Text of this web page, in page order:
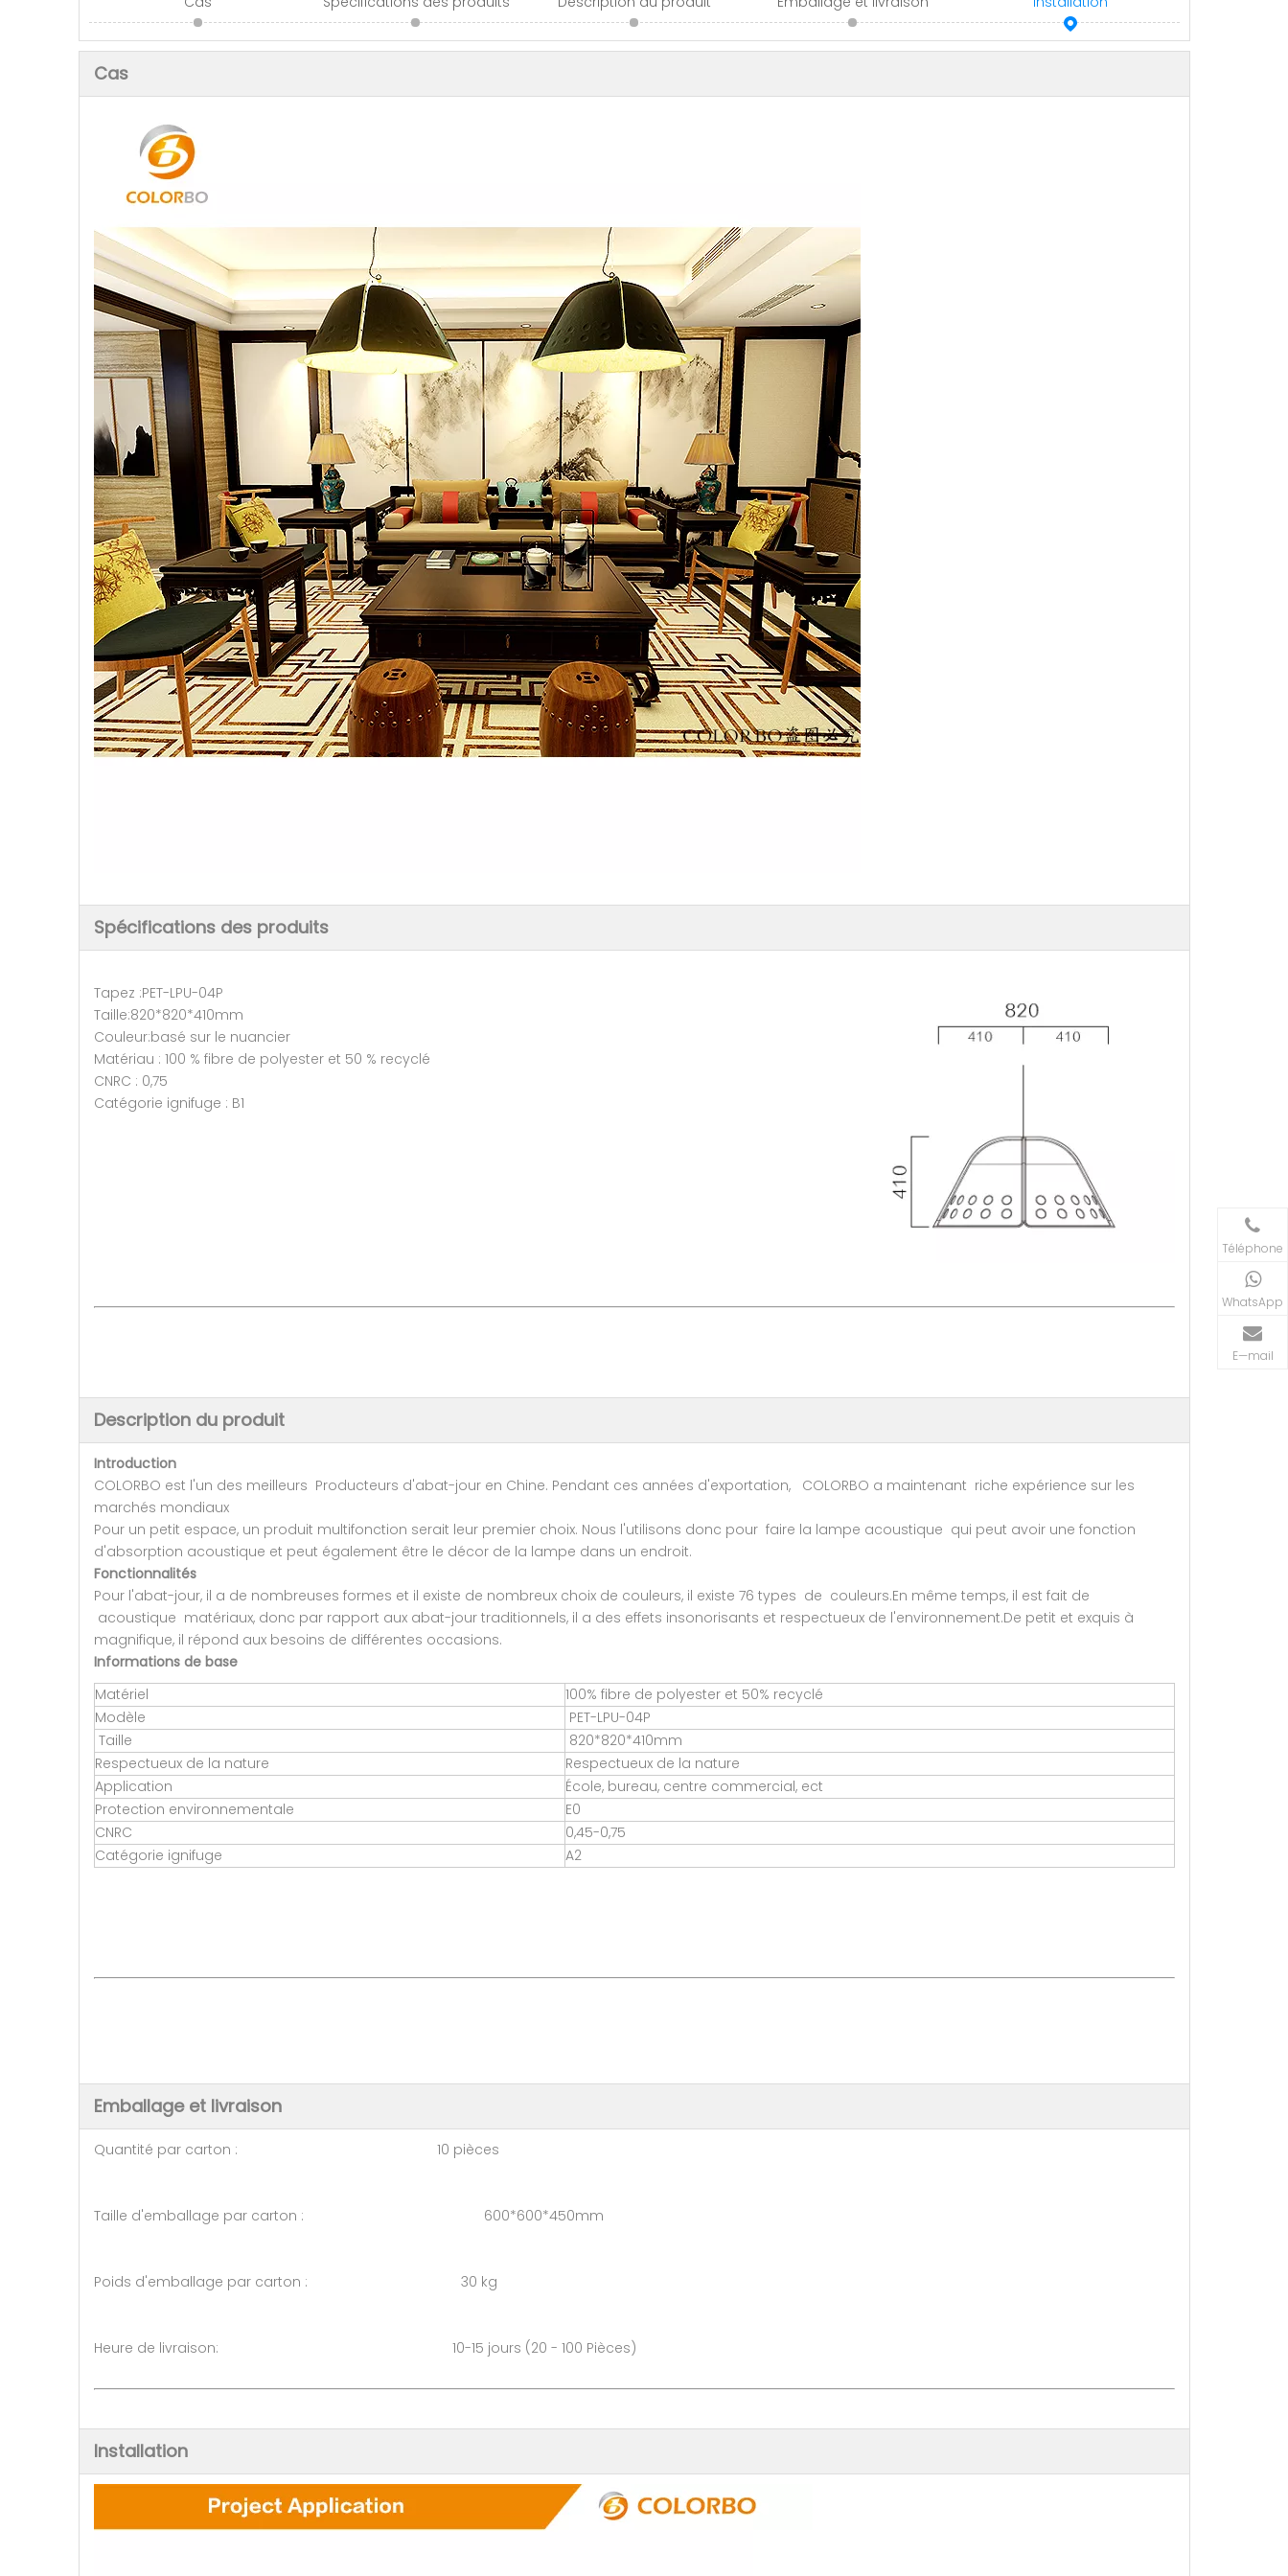
Cas
Spécifications des produits
Tapez :PET-LPU-04P
Taille:820*820*410mm
Couleur:basé sur le nuancier
Matériau : 100 % fibre de polyester et 50 % recyclé
CNRC : 0,75
Catégorie ignifuge : B1
Description du produit
Introduction
COLORBO est l'un des meilleurs Producteurs d'abat-jour en Chine. Pendant ces années d'exportation, COLORBO a maintenant riche expérience sur les
marchés mondiaux
Pour un petit espace, un produit multifonction serait leur premier choix. Nous l'utilisons donc pour faire la lampe acoustique qui peut avoir une fonction
d'absorption acoustique et peut également être le décor de la lampe dans un endroit.
Fonctionnalités
Pour l'abat-jour, il a de nombreuses formes et il existe de nombreux choix de couleurs, il existe 76 types de couleurs.En même temps, il est fait de
acoustique matériaux, donc par rapport aux abat-jour traditionnels, il a des effets insonorisants et respectueux de l'environnement.De petit et exquis à
magnifique, il répond aux besoins de différentes occasions.
Informations de base
Matériel
100% fibre de polyester et 50% recyclé
Modèle
PET-LPU-04P
Taille
820*820*410mm
Respectueux de la nature
Respectueux de la nature
Application
École, bureau, centre commercial, ect
Protection environnementale
E0
CNRC
0,45-0,75
Catégorie ignifuge
A2
Emballage et livraison
Quantité par carton : 10 pièces
Taille d'emballage par carton : 600*600*450mm
Poids d'emballage par carton : 30 kg
Heure de livraison: 10-15 jours (20 - 100 Pièces)
Installation
Téléphone
WhatsApp
E—mail